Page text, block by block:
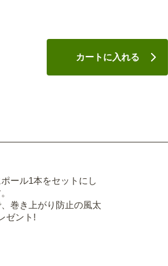
カートに入れる
ール1本をセットにし
巻き上がり防止の風太
ゼント!